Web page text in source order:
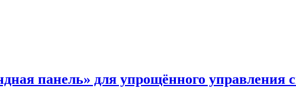
панель» для упрощённого управления